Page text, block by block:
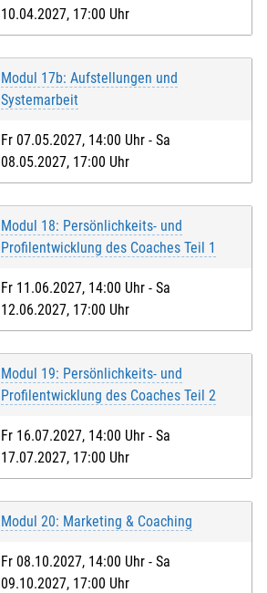
10.04.2027, 17:00 Uhr
Modul 17b: Aufstellungen und
Systemarbeit
Fr 07.05.2027, 14:00 Uhr - Sa
08.05.2027, 17:00 Uhr
Modul 18: Persönlichkeits- und
Profilentwicklung des Coaches Teil 1
Fr 11.06.2027, 14:00 Uhr - Sa
12.06.2027, 17:00 Uhr
Modul 19: Persönlichkeits- und
Profilentwicklung des Coaches Teil 2
Fr 16.07.2027, 14:00 Uhr - Sa
17.07.2027, 17:00 Uhr
Modul 20: Marketing & Coaching
Fr 08.10.2027, 14:00 Uhr - Sa
09.10.2027, 17:00 Uhr